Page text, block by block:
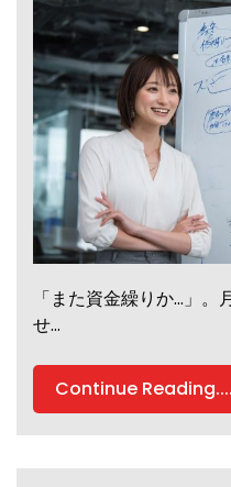
「また資金繰りか…」
せ…
Continue Reading....